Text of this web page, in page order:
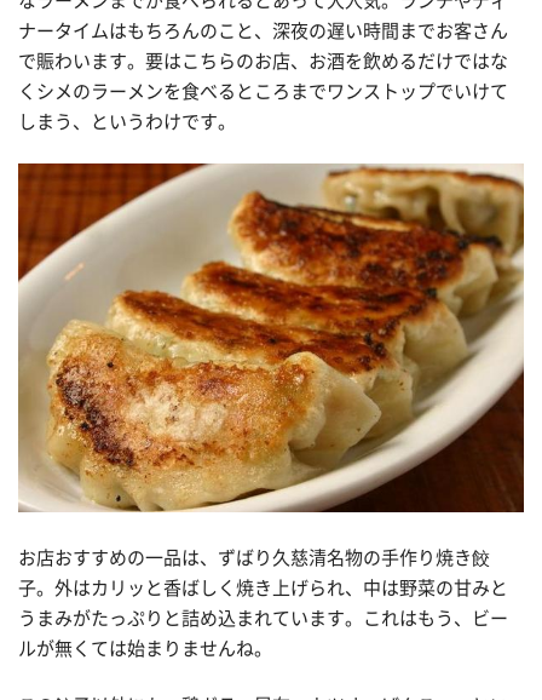
ナータイムはもちろんのこと、深夜の遅い時間までお客さん
で賑わいます。要はこちらのお店、お酒を飲めるだけではな
くシメのラーメンを食べるところまでワンストップでいけて
しまう、というわけです。
お店おすすめの一品は、ずばり久慈清名物の手作り焼き餃
子。外はカリッと香ばしく焼き上げられ、中は野菜の甘みと
うまみがたっぷりと詰め込まれています。これはもう、ビー
ルが無くては始まりませんね。